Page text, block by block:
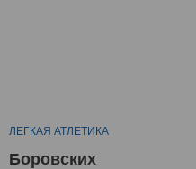
ЛЕГКАЯ АТЛЕТИКА
Боровских